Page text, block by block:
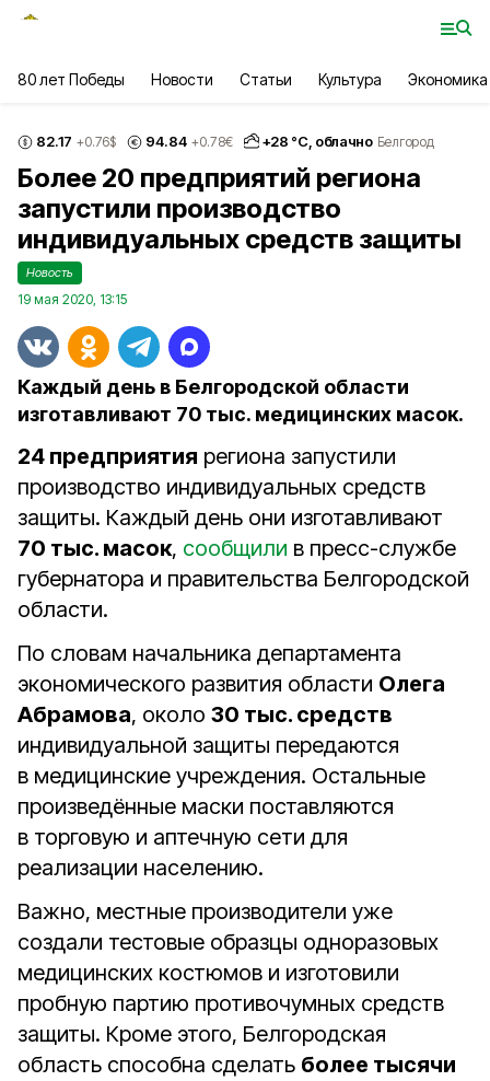
80 лет Победы Новости Статьи Культура Экономика
82.17 +0.76$ 94.84 +0.78€ +28 °С, облачно Белгород
Более 20 предприятий региона
запустили производство
индивидуальных средств защиты
Новость
19 мая 2020, 13:15
Каждый день в Белгородской области
изготавливают 70 тыс. медицинских масок.
24 предприятия региона запустили
производство индивидуальных средств
защиты. Каждый день они изготавливают
70 тыс. масок, сообщили в пресс-службе
губернатора и правительства Белгородской
области.
По словам начальника департамента
экономического развития области Олега
Абрамова, около 30 тыс. средств
индивидуальной защиты передаются
в медицинские учреждения. Остальные
произведённые маски поставляются
в торговую и аптечную сети для
реализации населению.
Важно, местные производители уже
создали тестовые образцы одноразовых
медицинских костюмов и изготовили
пробную партию противочумных средств
защиты. Кроме этого, Белгородская
область способна сделать более тысячи